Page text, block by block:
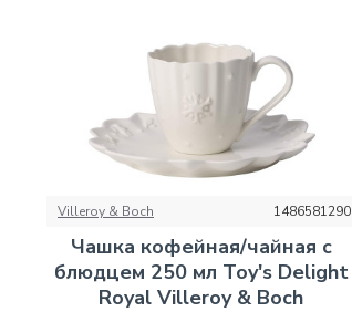
Villeroy & Boch 1486581290
Чашка кофейная/чайная с
блюдцем 250 мл Toy's Delight
Royal Villeroy & Boch